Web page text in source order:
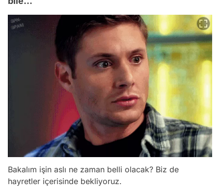
Bakalım işin aslı ne zaman belli olacak? Biz de
hayretler içerisinde bekliyoruz.